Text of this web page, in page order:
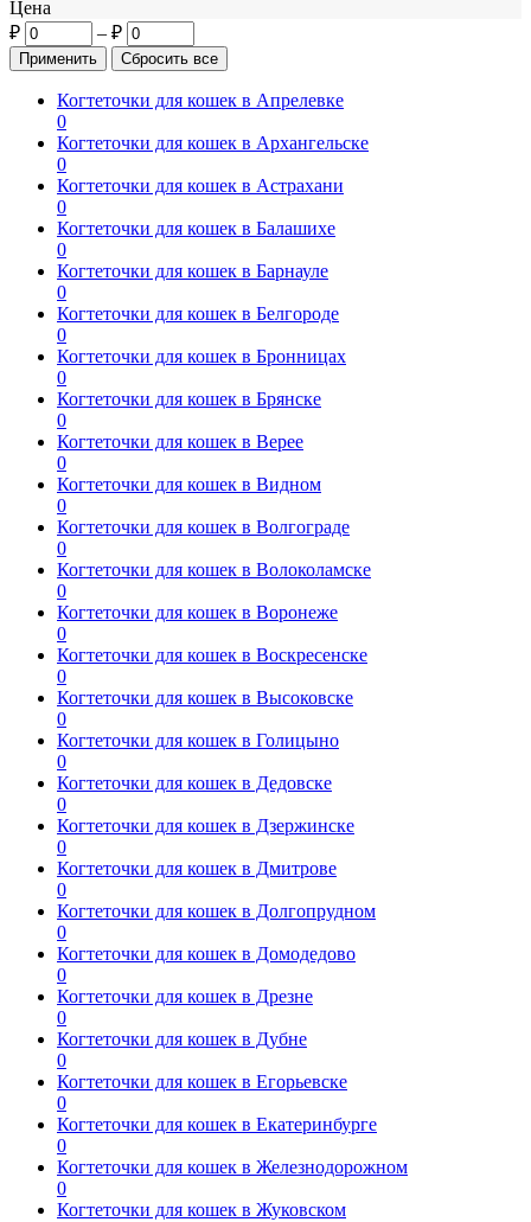
Цена
₽
– ₽
Когтеточки для кошек в Апрелевке
0
Когтеточки для кошек в Архангельске
0
Когтеточки для кошек в Астрахани
0
Когтеточки для кошек в Балашихе
0
Когтеточки для кошек в Барнауле
0
Когтеточки для кошек в Белгороде
0
Когтеточки для кошек в Бронницах
0
Когтеточки для кошек в Брянске
0
Когтеточки для кошек в Верее
0
Когтеточки для кошек в Видном
0
Когтеточки для кошек в Волгограде
0
Когтеточки для кошек в Волоколамске
0
Когтеточки для кошек в Воронеже
0
Когтеточки для кошек в Воскресенске
0
Когтеточки для кошек в Высоковске
0
Когтеточки для кошек в Голицыно
0
Когтеточки для кошек в Дедовске
0
Когтеточки для кошек в Дзержинске
0
Когтеточки для кошек в Дмитрове
0
Когтеточки для кошек в Долгопрудном
0
Когтеточки для кошек в Домодедово
0
Когтеточки для кошек в Дрезне
0
Когтеточки для кошек в Дубне
0
Когтеточки для кошек в Егорьевске
0
Когтеточки для кошек в Екатеринбурге
0
Когтеточки для кошек в Железнодорожном
0
Когтеточки для кошек в Жуковском